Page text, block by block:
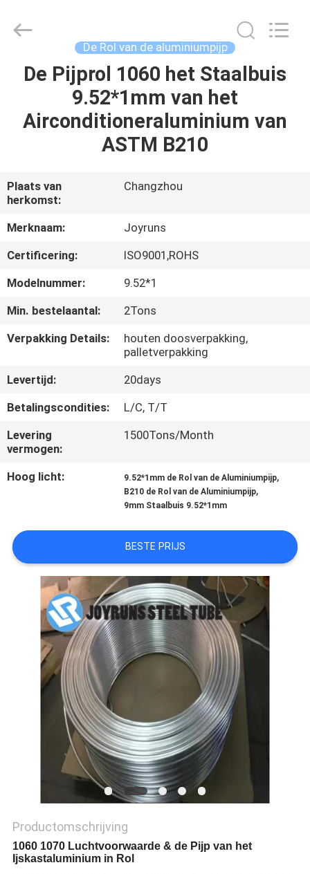
HUIS
PRODUCTEN
DE
V.S.
FABRIEKSREIS
CONTACTEER
VERZOEK
OM
EEN
CITAAT
PRIVACYBELEID
Joyruns
Steel
Reserved.
De Rol van de aluminiumpijp
De Pijprol 1060 het Staalbuis
9.52*1mm van het
Airconditioneraluminium van
ASTM B210
Plaats van
herkomst:
Changzhou
Merknaam:
Joyruns
Certificering:
ISO9001,ROHS
Modelnummer:
9.52*1
Min. bestelaantal:
2Tons
Verpakking Details:
houten doosverpakking,
palletverpakking
Levertijd:
20days
Betalingscondities:
L/C, T/T
Levering
vermogen:
1500Tons/Month
Hoog licht: 9.52*1mm de Rol van de Aluminiumpijp,
B210 de Rol van de Aluminiumpijp,
9mm Staalbuis 9.52*1mm
BESTE PRIJS
Productomschrijving
1060 1070 Luchtvoorwaarde & de Pijp van het
Ijskastaluminium in Rol